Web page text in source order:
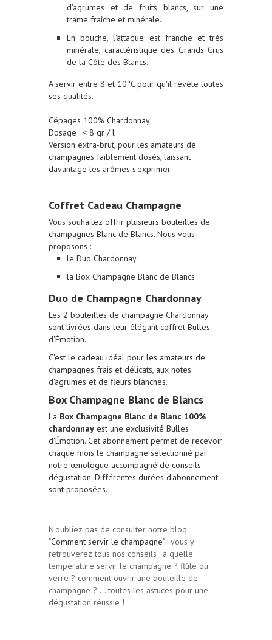
d'agrumes et de fruits blancs, sur une
trame fraîche et minérale.
En bouche, l'attaque est franche et très
minérale, caractéristique des Grands Crus
de la Côte des Blancs.
A servir entre 8 et 10°C pour qu'il révèle toutes
ses qualités.
Cépages 100% Chardonnay
Dosage : < 8 gr / l
Version extra-brut, pour les amateurs de
champagnes faiblement dosés, laissant
davantage les arômes s'exprimer.
Coffret Cadeau Champagne
Vous souhaitez offrir plusieurs bouteilles de
champagnes Blanc de Blancs. Nous vous
proposons :
le Duo Chardonnay
la Box Champagne Blanc de Blancs
Duo de Champagne Chardonnay
Les 2 bouteilles de champagne Chardonnay
sont livrées dans leur élégant coffret Bulles
d'Émotion.
C'est le cadeau idéal pour les amateurs de
champagnes frais et délicats, aux notes
d'agrumes et de fleurs blanches.
Box Champagne Blanc de Blancs
La Box Champagne Blanc de Blanc 100%
chardonnay est une exclusivité Bulles
d'Émotion. Cet abonnement permet de recevoir
chaque mois le champagne sélectionné par
notre œnologue accompagné de conseils
dégustation. Différentes durées d'abonnement
sont proposées.
N'oubliez pas de consulter notre blog
"Comment servir le champagne" : vous y
retrouverez tous nos conseils : à quelle
température servir le champagne ? flûte ou
verre ? comment ouvrir une bouteille de
champagne ? ... toutes les astuces pour une
dégustation réussie !